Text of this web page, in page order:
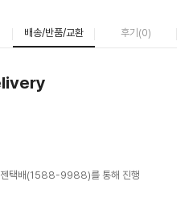
배송/반품/교환 후기(0)
택배(1588-9988)를 통해 진행